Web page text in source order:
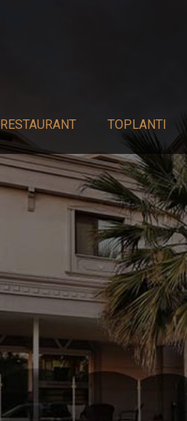
RESTAURANT TOPLANTI